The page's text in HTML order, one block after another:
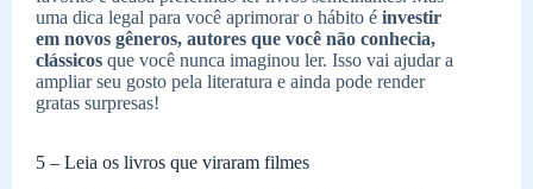
uma dica legal para você aprimorar o hábito é investir
em novos gêneros, autores que você não conhecia,
clássicos que você nunca imaginou ler. Isso vai ajudar a
ampliar seu gosto pela literatura e ainda pode render
gratas surpresas!
5 – Leia os livros que viraram filmes